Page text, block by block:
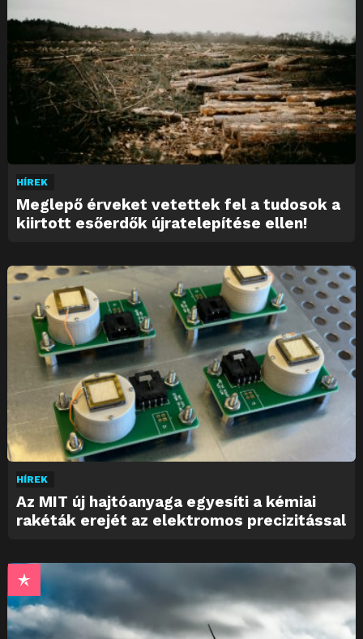
HÍREK
Meglepő érveket vetettek fel a tudosok a
kiirtott esőerdők újratelepítése ellen!
HÍREK
Az MIT új hajtóanyaga egyesíti a kémiai
rakéták erejét az elektromos precizitással